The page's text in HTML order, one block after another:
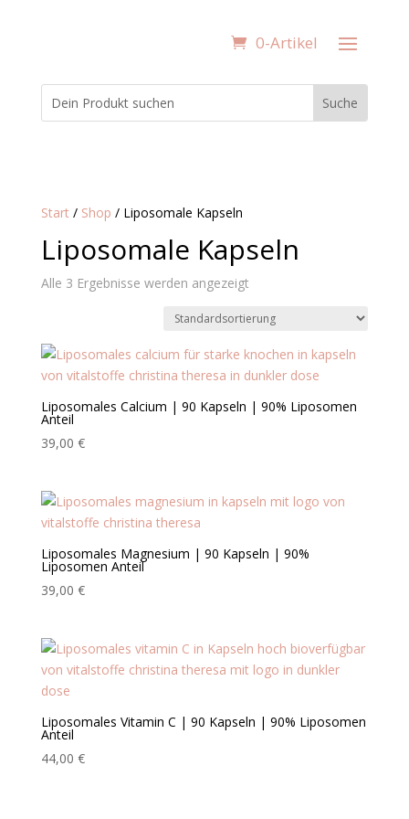
0-Artikel
Start / Shop / Liposomale Kapseln
Liposomale Kapseln
Alle 3 Ergebnisse werden angezeigt
Liposomales Calcium | 90 Kapseln | 90% Liposomen
Anteil
39,00 €
Liposomales Magnesium | 90 Kapseln | 90%
Liposomen Anteil
39,00 €
Liposomales Vitamin C | 90 Kapseln | 90% Liposomen
Anteil
44,00 €